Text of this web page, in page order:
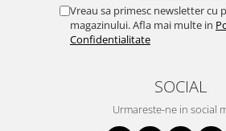
Vreau sa primesc newsletter cu
magazinului. Afla mai multe in
Confidentialitate
SOCIAL
Urmareste-ne in social